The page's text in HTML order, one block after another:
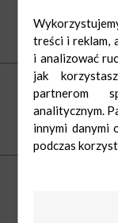
e-mail:
Bądź na bieżąco
Dowiedz się pierwszy
w naszym centrum.
Zapisz się
treści i reklam,
i analizować
jak
partnerom
analitycznym.
innymi danymi
podczas